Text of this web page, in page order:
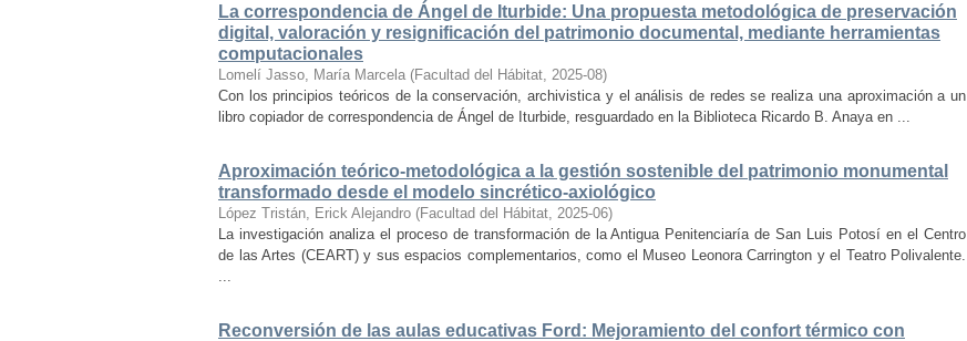
La correspondencia de Ángel de Iturbide: Una propuesta metodológica de preservación
digital, valoración y resignificación del patrimonio documental, mediante herramientas
computacionales
Lomelí Jasso, María Marcela (Facultad del Hábitat, 2025-08)
Con los principios teóricos de la conservación, archivistica y el análisis de redes se realiza una aproximación a un
libro copiador de correspondencia de Ángel de Iturbide, resguardado en la Biblioteca Ricardo B. Anaya en ...
Aproximación teórico-metodológica a la gestión sostenible del patrimonio monumental
transformado desde el modelo sincrético-axiológico
López Tristán, Erick Alejandro (Facultad del Hábitat, 2025-06)
La investigación analiza el proceso de transformación de la Antigua Penitenciaría de San Luis Potosí en el Centro
de las Artes (CEART) y sus espacios complementarios, como el Museo Leonora Carrington y el Teatro Polivalente.
...
Reconversión de las aulas educativas Ford: Mejoramiento del confort térmico con